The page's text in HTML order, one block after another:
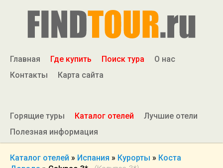
Главная Где купить Поиск тура
О нас
Контакты
Карта сайта
Горящие туры Каталог отелей
Лучшие отели
Полезная информация
Каталог отелей » Испания » Курорты » Коста